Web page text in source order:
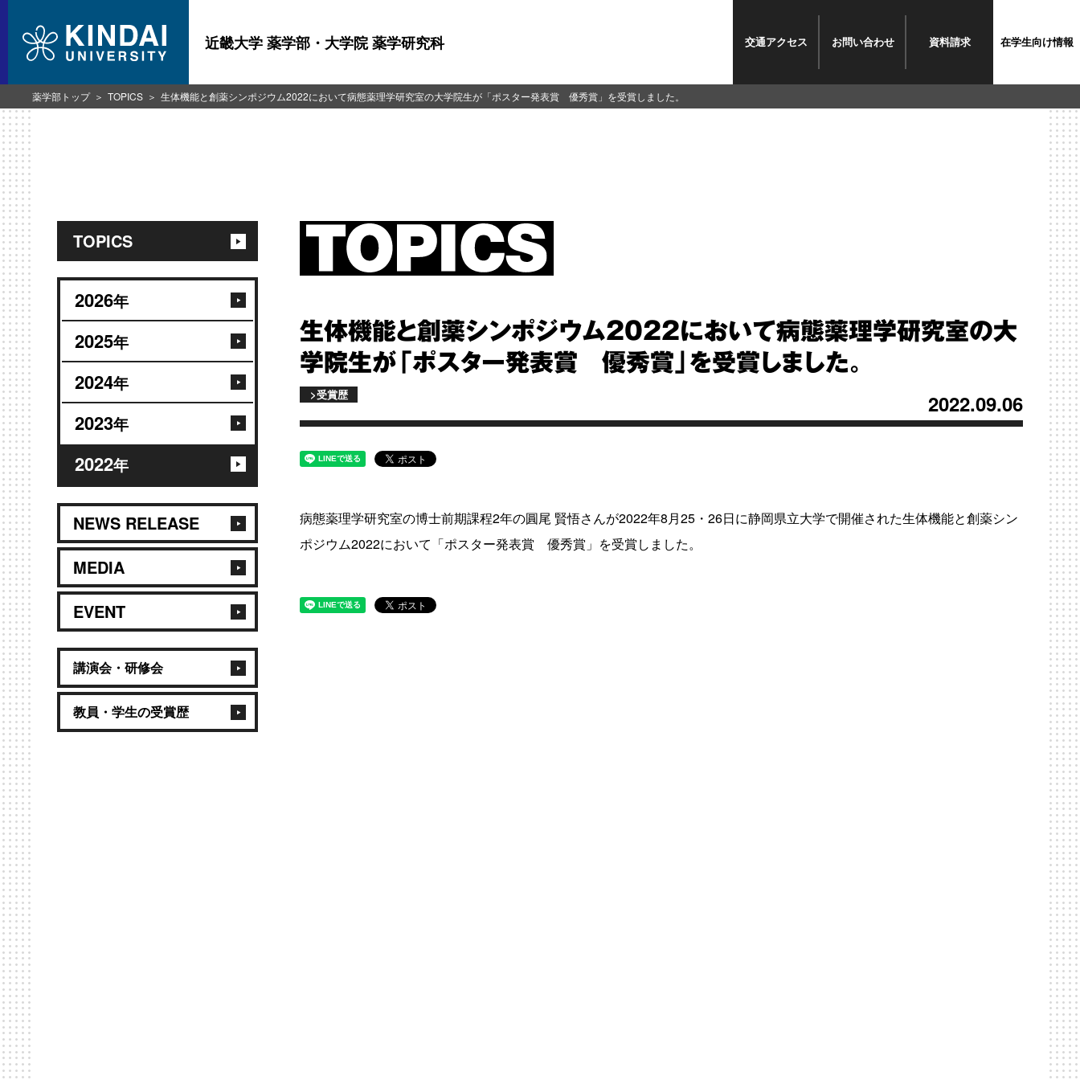
近畿大学 薬学部・大学院 薬学研究科 交通アクセス お問い合わせ 資料請求 在学生向け情報
TOPICS
2026年
2025年
2024年
2023年
2022年
NEWS RELEASE
MEDIA
EVENT
講演会・研修会
教員・学生の受賞歴
生体機能と創薬シンポジウム2022において病態薬理学研究室の大
学院生が「ポスター発表賞 優秀賞」を受賞しました。
2022.09.06
>受賞歴
病態薬理学研究室の博士前期課程2年の圓尾 賢悟さんが2022年8月25・26日に静岡県立大学で開催された生体機能と創薬シン
ポジウム2022において「ポスター発表賞 優秀賞」を受賞しました。
薬学部トップ TOPICS 生体機能と創薬シンポジウム2022において病態薬理学研究室の大学院生が「ポスター発表賞 優秀賞」を受賞しました。